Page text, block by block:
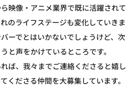
映像・アニメ業界で既に活躍されて
のライフステージも変化していきま
ーでとはいかないでしょうけど、次
と声をかけているところです。
ば、我々までご連絡くださると嬉し
くださる仲間を大募集しています。